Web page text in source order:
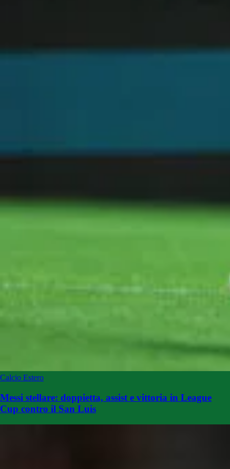
Calcio Estero
Messi stellare: doppietta, assist e vittoria in League
Cup contro il San Luis